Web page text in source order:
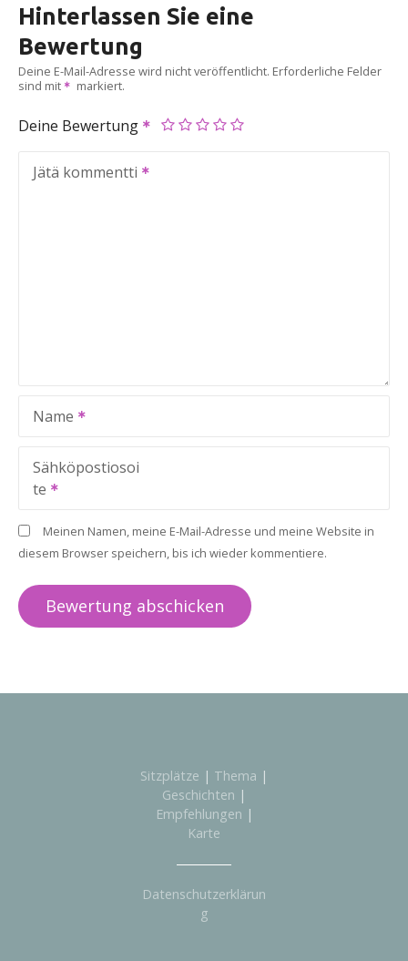
Hinterlassen Sie eine
Bewertung
Deine E-Mail-Adresse wird nicht veröffentlicht. Erforderliche Felder
sind mit
markiert.
Deine Bewertung
Jätä kommentti
Name
Sähköpostiosoi
te
Meinen Namen, meine E-Mail-Adresse und meine Website in
diesem Browser speichern, bis ich wieder kommentiere.
Sitzplätze | Thema |
Geschichten |
Empfehlungen |
Karte
Datenschutzerklärun
g